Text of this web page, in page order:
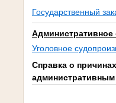
Государственный
Административное
Уголовное
Справка о
административным